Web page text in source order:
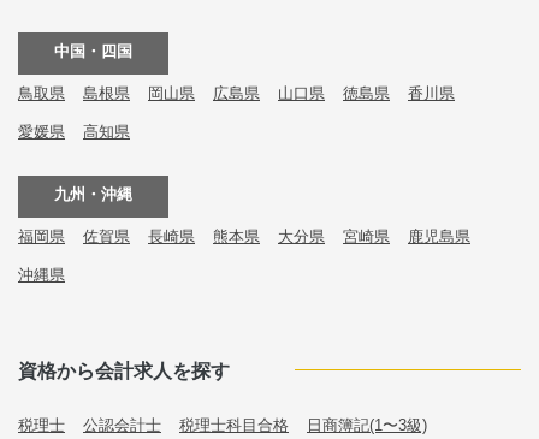
中国・四国
鳥取県 島根県 岡山県 広島県 山口県 徳島県 香川県
愛媛県 高知県
九州・沖縄
福岡県 佐賀県 長崎県 熊本県 大分県 宮崎県 鹿児島県
沖縄県
資格から会計求人を探す
税理士 公認会計士 税理士科目合格 日商簿記(1〜3級)